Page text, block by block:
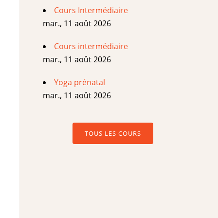
Cours Intermédiaire
mar., 11 août 2026
Cours intermédiaire
mar., 11 août 2026
Yoga prénatal
mar., 11 août 2026
TOUS LES COURS